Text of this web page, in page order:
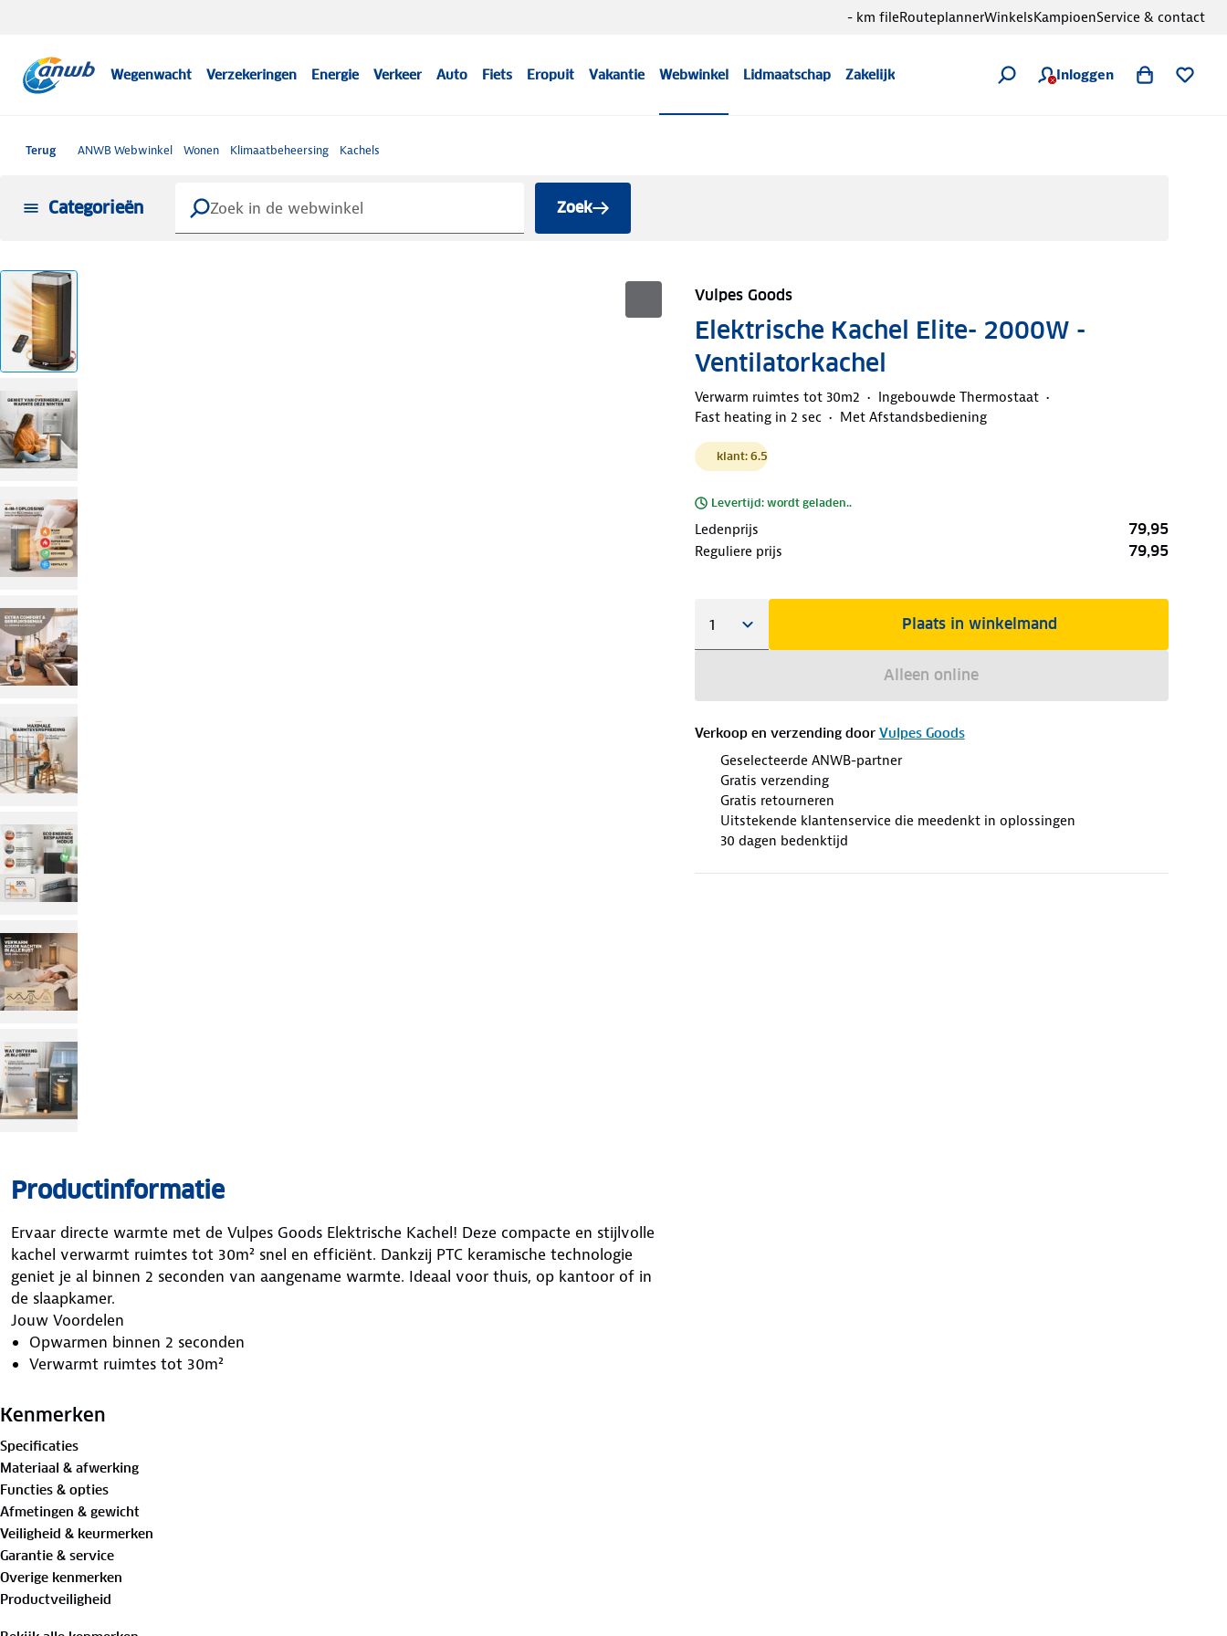
Wegenwacht Verzekeringen Energie Verkeer Auto Fiets Eropuit Vakantie Webwinkel Lidmaatschap Zakelijk Inloggen
- km fileRouteplannerWinkelsKampioenService & contact
Terug ANWB Webwinkel Wonen Klimaatbeheersing Kachels
Categorieën Zoek
Vulpes Goods
Elektrische Kachel Elite- 2000W -
Ventilatorkachel
Verwarm ruimtes tot 30m2
Ingebouwde Thermostaat
Fast heating in 2 sec
Met Afstandsbediening
klant: 6.5
Levertijd: wordt geladen..
Ledenprijs 79,95
Reguliere prijs 79,95
Plaats in winkelmand
Alleen online
Verkoop en verzending door Vulpes Goods
Geselecteerde ANWB-partner
Gratis verzending
Gratis retourneren
Uitstekende klantenservice die meedenkt in oplossingen
30 dagen bedenktijd
Productinformatie
Ervaar directe warmte met de Vulpes Goods Elektrische Kachel! Deze compacte en stijlvolle
kachel verwarmt ruimtes tot 30m² snel en efficiënt. Dankzij PTC keramische technologie
geniet je al binnen 2 seconden van aangename warmte. Ideaal voor thuis, op kantoor of in
de slaapkamer.
Jouw Voordelen
Opwarmen binnen 2 seconden
Verwarmt ruimtes tot 30m²
1 koelstand: Normale wind (4W)
70° rotatie voor efficiënte warmteverdeling
Incl. afstandsbediening
Geluidsniveau van slechts 38dB – ideaal voor rust
Timerfunctie: 1-12 uur
Uitgebreide veiligheidsfuncties: Oververhittings- en valbeveiliging
Compact en draagbaar design
Flexibele Warmteopties
De kachel biedt drie warmtestanden: Hoog (2000W), Normaal (1350W) en ECO-modus. De
ECO-modus regelt automatisch de warmte om energiezuinig te blijven. De koelstand (4W)
Kenmerken
Specificaties
Materiaal & afwerking
Functies & opties
Afmetingen & gewicht
Veiligheid & keurmerken
Garantie & service
Overige kenmerken
Productveiligheid